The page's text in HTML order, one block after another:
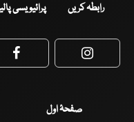
رابطہ کریں پرائیویسی
Facebook
صفحۂ اول